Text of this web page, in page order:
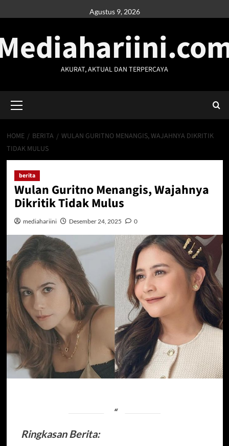
to
Agustus 9, 2026
AKURAT, AKTUAL DAN TERPERCAYA
Menu
HOME BERITA
WULAN GURITNO MENANGIS, WAJAHNYA DIKRITIK
TIDAK MULUS
berita
Wulan Guritno Menangis, Wajahnya
Dikritik Tidak Mulus
mediahariini Desember 24, 2025 0
Ringkasan Berita: